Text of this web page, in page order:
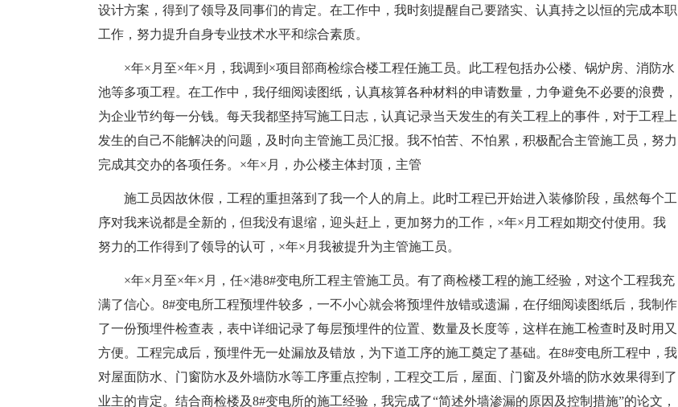
设计方案，得到了领导及同事们的肯定。在工作中，我时刻提醒自己要踏实、认真持之以恒的完成本职
工作，努力提升自身专业技术水平和综合素质。
×年×月至×年×月，我调到×项目部商检综合楼工程任施工员。此工程包括办公楼、锅炉房、消防水
池等多项工程。在工作中，我仔细阅读图纸，认真核算各种材料的申请数量，力争避免不必要的浪费，
为企业节约每一分钱。每天我都坚持写施工日志，认真记录当天发生的有关工程上的事件，对于工程上
发生的自己不能解决的问题，及时向主管施工员汇报。我不怕苦、不怕累，积极配合主管施工员，努力
完成其交办的各项任务。×年×月，办公楼主体封顶，主管
施工员因故休假，工程的重担落到了我一个人的肩上。此时工程已开始进入装修阶段，虽然每个工
序对我来说都是全新的，但我没有退缩，迎头赶上，更加努力的工作，×年×月工程如期交付使用。我
努力的工作得到了领导的认可，×年×月我被提升为主管施工员。
×年×月至×年×月，任×港8#变电所工程主管施工员。有了商检楼工程的施工经验，对这个工程我充
满了信心。8#变电所工程预埋件较多，一不小心就会将预埋件放错或遗漏，在仔细阅读图纸后，我制作
了一份预埋件检查表，表中详细记录了每层预埋件的位置、数量及长度等，这样在施工检查时及时用又
方便。工程完成后，预埋件无一处漏放及错放，为下道工序的施工奠定了基础。在8#变电所工程中，我
对屋面防水、门窗防水及外墙防水等工序重点控制，工程交工后，屋面、门窗及外墙的防水效果得到了
业主的肯定。结合商检楼及8#变电所的施工经验，我完成了“简述外墙渗漏的原因及控制措施”的论文，